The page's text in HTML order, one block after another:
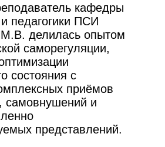
кафедры
педагогики ПСИ
М.В. делилась опытом
саморегуляции,
состояния с
приёмов
самовнушений и
представлений.